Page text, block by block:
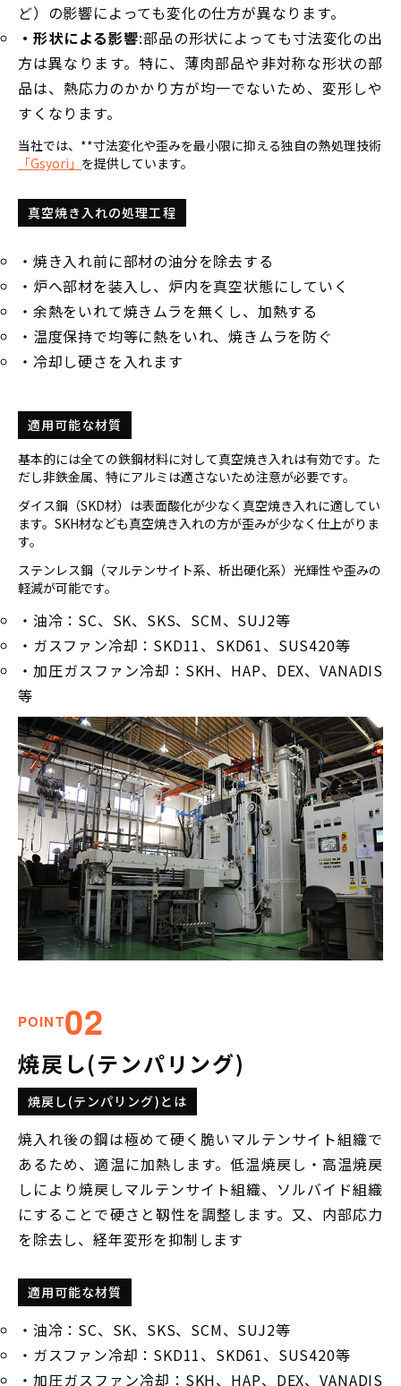
ど）の影響によっても変化の仕方が異なります。
・形状による影響:部品の形状によっても寸法変化の出
方は異なります。特に、薄肉部品や非対称な形状の部
品は、熱応力のかかり方が均一でないため、変形しや
すくなります。
当社では、**寸法変化や歪みを最小限に抑える独自の熱処理技術
「Gsyori」 を提供しています。
真空焼き入れの処理工程
・焼き入れ前に部材の油分を除去する
・炉へ部材を装入し、炉内を真空状態にしていく
・余熱をいれて焼きムラを無くし、加熱する
・温度保持で均等に熱をいれ、焼きムラを防ぐ
・冷却し硬さを入れます
適用可能な材質
基本的には全ての鉄鋼材料に対して真空焼き入れは有効です。た
だし非鉄金属、特にアルミは適さないため注意が必要です。
ダイス鋼（SKD材）は表面酸化が少なく真空焼き入れに適してい
ます。SKH材なども真空焼き入れの方が歪みが少なく仕上がりま
す。
ステンレス鋼（マルテンサイト系、析出硬化系）光輝性や歪みの
軽減が可能です。
・油冷：SC、SK、SKS、SCM、SUJ2等
・ガスファン冷却：SKD11、SKD61、SUS420等
・加圧ガスファン冷却：SKH、HAP、DEX、VANADIS
等
POINT02
焼戻し(テンパリング)
焼戻し(テンパリング)とは
焼入れ後の鋼は極めて硬く脆いマルテンサイト組織で
あるため、適温に加熱します。低温焼戻し・高温焼戻
しにより焼戻しマルテンサイト組織、ソルバイド組織
にすることで硬さと靱性を調整します。又、内部応力
を除去し、経年変形を抑制します
適用可能な材質
・油冷：SC、SK、SKS、SCM、SUJ2等
・ガスファン冷却：SKD11、SKD61、SUS420等
・加圧ガスファン冷却：SKH、HAP、DEX、VANADIS